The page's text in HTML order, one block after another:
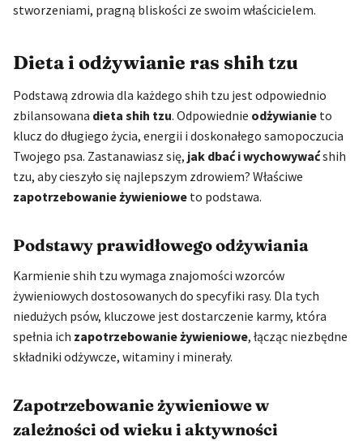
stworzeniami, pragną bliskości ze swoim właścicielem.
Dieta i odżywianie ras shih tzu
Podstawą zdrowia dla każdego shih tzu jest odpowiednio
zbilansowana dieta shih tzu. Odpowiednie odżywianie to
klucz do długiego życia, energii i doskonałego samopoczucia
Twojego psa. Zastanawiasz się, jak dbać i wychowywaćshih
tzu, aby cieszyło się najlepszym zdrowiem? Właściwe
zapotrzebowanie żywieniowe to podstawa.
Podstawy prawidłowego odżywiania
Karmienie shih tzu wymaga znajomości wzorców
żywieniowych dostosowanych do specyfiki rasy. Dla tych
niedużych psów, kluczowe jest dostarczenie karmy, która
spełnia ich zapotrzebowanie żywieniowe, łącząc niezbędne
składniki odżywcze, witaminy i minerały.
Zapotrzebowanie żywieniowe w
zależności od wieku i aktywności